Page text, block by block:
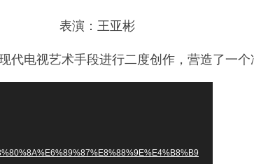
表演：王亚彬
代电视艺术手段进行二度创作，营造了一